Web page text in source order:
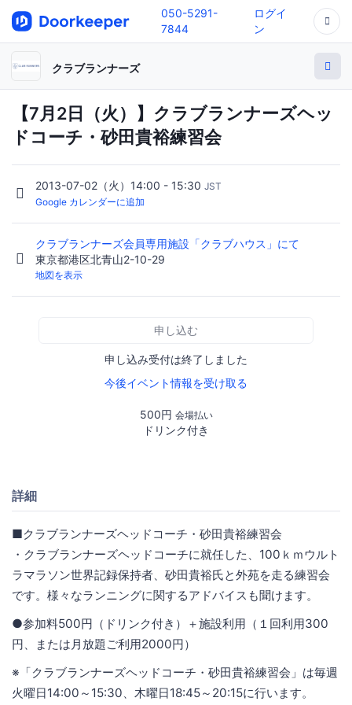
050-5291-
7844
ログイ
ン
クラブランナーズ
【7月2日（火）】クラブランナーズヘッ
ドコーチ・砂田貴裕練習会
2013-07-02（火）14:00 - 15:30 JST
Google カレンダーに追加
クラブランナーズ会員専用施設「クラブハウス」にて
東京都港区北青山2-10-29
地図を表示
申し込む
申し込み受付は終了しました
今後イベント情報を受け取る
500円 会場払い
ドリンク付き
詳細
■クラブランナーズヘッドコーチ・砂田貴裕練習会
・クラブランナーズヘッドコーチに就任した、100ｋｍウルト
ラマラソン世界記録保持者、砂田貴裕氏と外苑を走る練習会
です。様々なランニングに関するアドバイスも聞けます。
●参加料500円（ドリンク付き）＋施設利用（１回利用300
円、または月放題ご利用2000円）
※「クラブランナーズヘッドコーチ・砂田貴裕練習会」は毎週
火曜日14:00～15:30、木曜日18:45～20:15に行います。